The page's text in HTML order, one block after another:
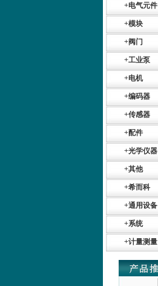
+电气元件
+模块
+阀门
+工业泵
+电机
+编码器
+传感器
+配件
+光学仪器
+其他
+希而科
+通用设备
+系统
+计量测量